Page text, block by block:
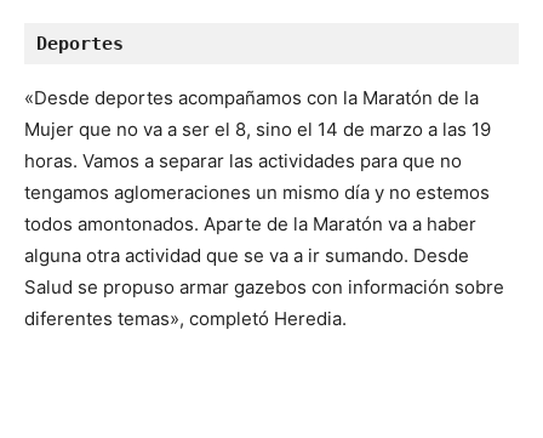
Deportes
«Desde deportes acompañamos con la Maratón de la
Mujer que no va a ser el 8, sino el 14 de marzo a las 19
horas. Vamos a separar las actividades para que no
tengamos aglomeraciones un mismo día y no estemos
todos amontonados. Aparte de la Maratón va a haber
alguna otra actividad que se va a ir sumando. Desde
Salud se propuso armar gazebos con información sobre
diferentes temas», completó Heredia.